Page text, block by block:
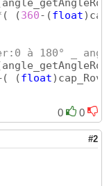
( (360- (float)
à 180° _
( (float)
//FIN
0 0
#2